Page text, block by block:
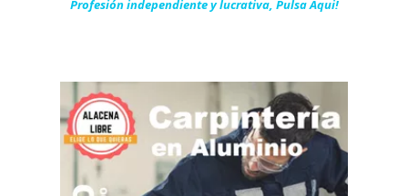
Profesión independiente y lucrativa, Pulsa Aqui!